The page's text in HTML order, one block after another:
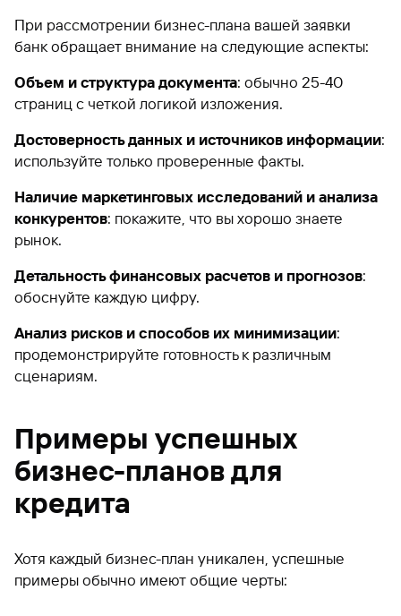
При рассмотрении бизнес-плана вашей заявки
банк обращает внимание на следующие аспекты:
Объем и структура документа: обычно 25-40
страниц с четкой логикой изложения.
Достоверность данных и источников информации:
используйте только проверенные факты.
Наличие маркетинговых исследований и анализа
конкурентов: покажите, что вы хорошо знаете
рынок.
Детальность финансовых расчетов и прогнозов:
обоснуйте каждую цифру.
Анализ рисков и способов их минимизации:
продемонстрируйте готовность к различным
сценариям.
Примеры успешных
бизнес-планов для
кредита
Хотя каждый бизнес-план уникален, успешные
примеры обычно имеют общие черты: